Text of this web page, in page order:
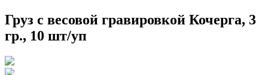
Груз с весовой гравировкой Кочерга, 3
гр., 10 шт/уп